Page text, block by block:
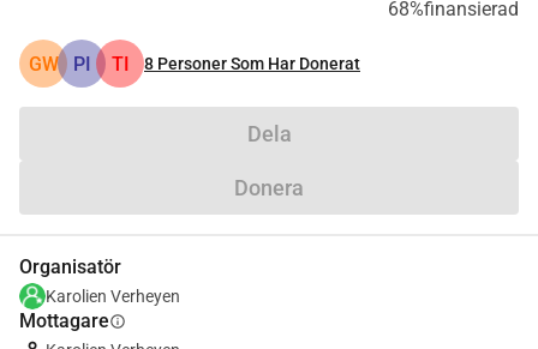
68%finansierad
GW PI TI 8 Personer Som Har Donerat
Dela
Donera
Organisatör
Karolien Verheyen
Mottagareinfo